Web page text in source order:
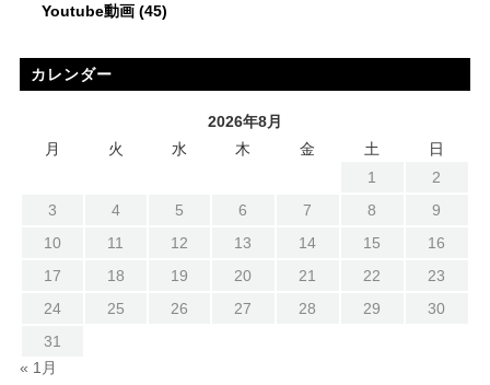
Youtube動画(45)
カレンダー
2026年8月
月
火 水 木 金 土
日
1
2
3
4 5 6 7 8
9
10
11 12 13 14 15
16
17
18 19 20 21 22
23
24
25 26 27 28 29
30
31
« 1月